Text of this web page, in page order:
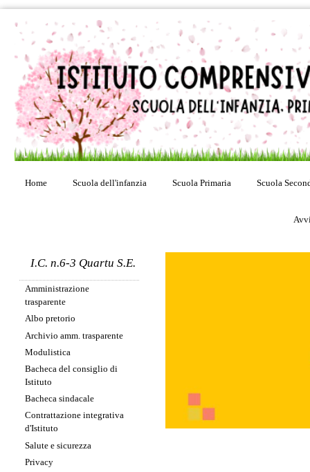
Home Scuola dell'infanzia Scuola Primaria Scuola
I.C. n.6-3 Quartu S.E.
Amministrazione
trasparente
Albo pretorio
Archivio amm. trasparente
Modulistica
Bacheca del consiglio di
Istituto
Bacheca sindacale
Contrattazione integrativa
d'Istituto
Salute e sicurezza
Privacy